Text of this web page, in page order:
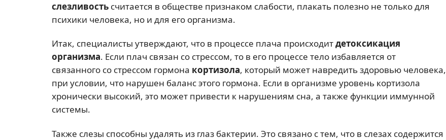
слезливость считается в обществе признаком слабости, плакать полезно не только для
психики человека, но и для его организма.
Итак, специалисты утверждают, что в процессе плача происходитдетоксикация
организма. Если плач связан со стрессом, то в его процессе тело избавляется от
связанного со стрессом гормона кортизола, который может навредить здоровью человека,
при условии, что нарушен баланс этого гормона. Если в организме уровень кортизола
хронически высокий, это может привести к нарушениям сна, а также функции иммунной
системы.
Также слезы способны удалять из глаз бактерии. Это связано с тем, что в слезах содержится